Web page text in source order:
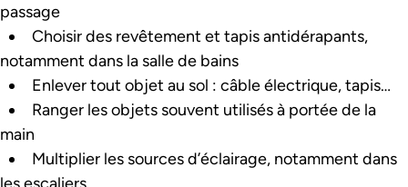
passage
Choisir des revêtement et tapis antidérapants,
notamment dans la salle de bains
Enlever tout objet au sol : câble électrique, tapis…
Ranger les objets souvent utilisés à portée de la
main
Multiplier les sources d’éclairage, notamment dans